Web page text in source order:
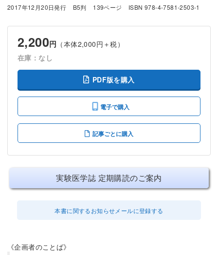
2017年12月20日発行
B5判 139ページ ISBN 978-4-7581-2503-1
2,200円 （本体2,000円＋税）
在庫：なし
PDF版を購入
電子で購入
記事ごとに購入
実験医学誌 定期購読のご案内
本書に関するお知らせメールに登録する
《企画者のことば》